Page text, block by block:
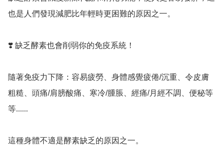
也是人們發現減肥比年輕時更困難的原因之一。
❣️ 缺乏酵素也會削弱你的免疫系統！
隨著免疫力下降：容易疲勞、身體感覺疲倦/沉重、令皮膚
粗糙、頭痛/肩膀酸痛、寒冷/腫脹、經痛/月經不調、便秘等
等......
這種身體不適是酵素缺乏的原因之一。